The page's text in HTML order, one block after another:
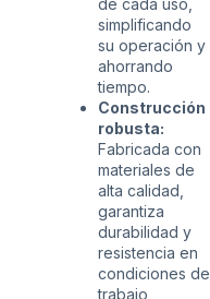
de cada uso,
simplificando
su operación y
ahorrando
tiempo.
Construcción
robusta:
Fabricada con
materiales de
alta calidad,
garantiza
durabilidad y
resistencia en
condiciones de
trabajo